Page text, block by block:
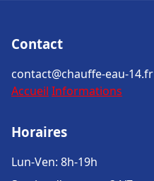
Contact
contact@chauffe-eau-14.fr
Accueil Informations
Horaires
Lun-Ven: 8h-19h